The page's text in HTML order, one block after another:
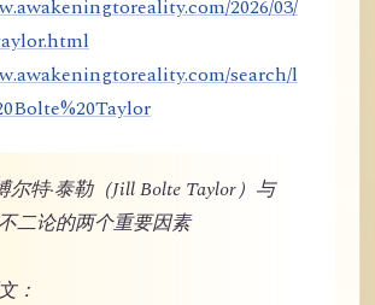
2026/03/
search/l
尔特·泰勒（Jill Bolte Taylor）与
二论的两个重要因素
：